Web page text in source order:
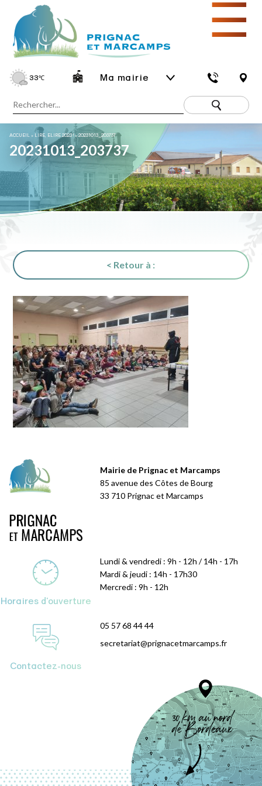
33℃ Ma mairie
☰
ACCUEIL » LIRE, ELIRE 2023 !»20231013_203737
20231013_203737
< Retour à :
Mairie de Prignac et Marcamps
85 avenue des Côtes de Bourg
33 710 Prignac et Marcamps
Horaires d'ouverture
Lundi & vendredi : 9h - 12h / 14h - 17h
Mardi & jeudi : 14h - 17h30
Mercredi : 9h - 12h
Contactez-nous
05 57 68 44 44
secretariat@prignacetmarcamps.fr